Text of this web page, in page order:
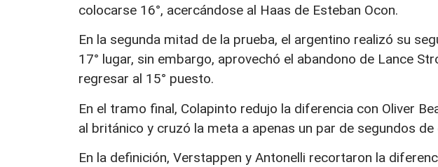
colocarse 16°, acercándose al Haas de Esteban Ocon.
En la segunda mitad de la prueba, el argentino realizó su
17° lugar, sin embargo, aprovechó el abandono de Lance
regresar al 15° puesto.
En el tramo final, Colapinto redujo la diferencia con Oliver
al británico y cruzó la meta a apenas un par de segundos de
En la definición, Verstappen y Antonelli recortaron la